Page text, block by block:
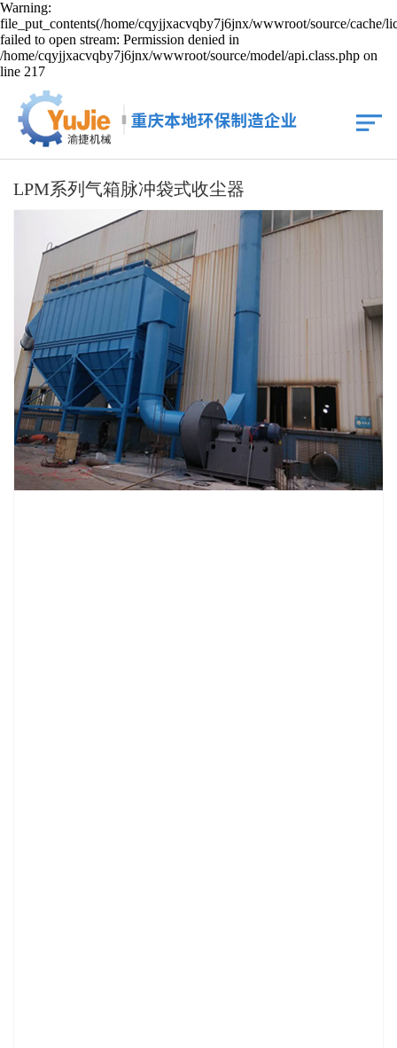
Warning:
file_put_contents(/home/cqyjjxacvqby7j6jnx/wwwroot/source/cache/
failed to open stream: Permission denied in
/home/cqyjjxacvqby7j6jnx/wwwroot/source/model/api.class.php on
line 217
LPM系列气箱脉冲袋式收尘器